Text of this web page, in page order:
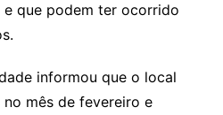
que podem ter ocorrido
informou que o local
mês de fevereiro e